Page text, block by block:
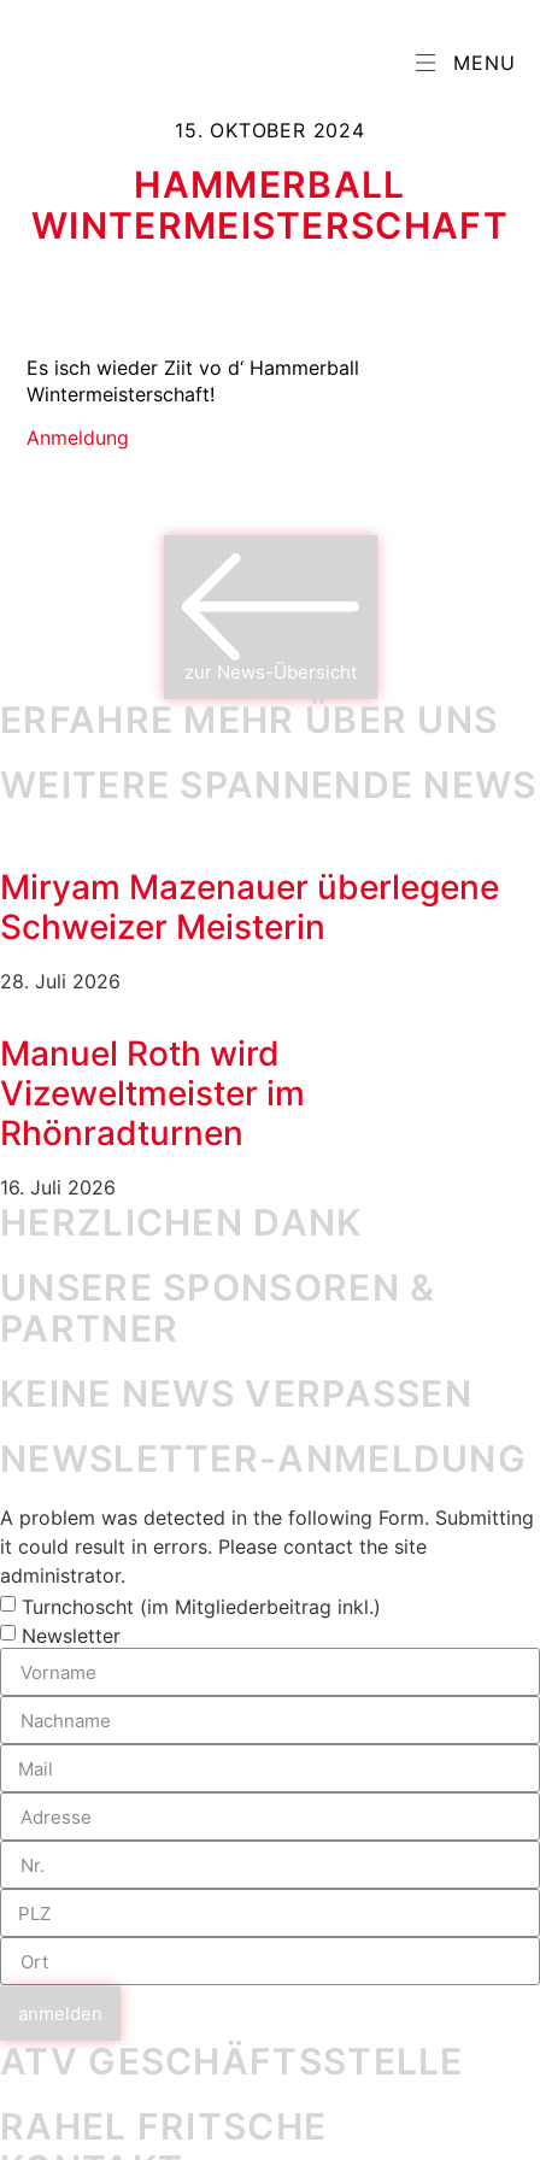
MENU
15. OKTOBER 2024
HAMMERBALL
WINTERMEISTERSCHAFT
Es isch wieder Ziit vo d‘ Hammerball
Wintermeisterschaft!
Anmeldung
zur News-Übersicht
ERFAHRE MEHR ÜBER UNS
WEITERE SPANNENDE NEWS
Miryam Mazenauer überlegene
Schweizer Meisterin
28. Juli 2026
Manuel Roth wird
Vizeweltmeister im
Rhönradturnen
16. Juli 2026
HERZLICHEN DANK
UNSERE SPONSOREN &
PARTNER
KEINE NEWS VERPASSEN
NEWSLETTER-ANMELDUNG
A problem was detected in the following Form. Submitting
it could result in errors. Please contact the site
administrator.
Turnchoscht (im Mitgliederbeitrag inkl.)
Newsletter
anmelden
ATV GESCHÄFTS­STELLE
RAHEL FRITSCHE